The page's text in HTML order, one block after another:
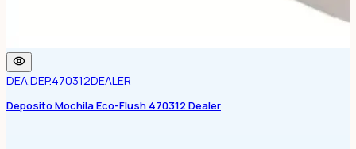
DEA.DEP.470312DEALER
Deposito Mochila Eco-Flush 470312 Dealer